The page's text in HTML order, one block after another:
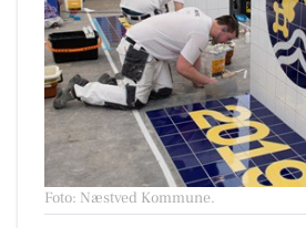
Foto: Næstved Kommune.